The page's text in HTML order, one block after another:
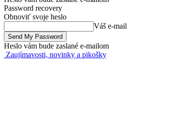
Password recovery
Obnoviť svoje heslo
Váš e-mail
Heslo vám bude zaslané e-mailom
Zaujímavosti, novinky a pikošky